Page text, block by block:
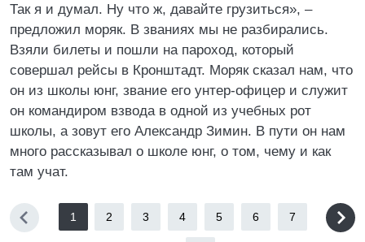
Так я и думал. Ну что ж, давайте грузиться», –
предложил моряк. В званиях мы не разбирались.
Взяли билеты и пошли на пароход, который
совершал рейсы в Кронштадт. Моряк сказал нам, что
он из школы юнг, звание его унтер-офицер и служит
он командиром взвода в одной из учебных рот
школы, а зовут его Александр Зимин. В пути он нам
много рассказывал о школе юнг, о том, чему и как
там учат.
1 2 3 4 5 6 7